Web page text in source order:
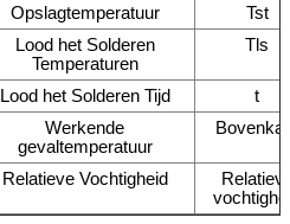
Opslagtemperatuur
Tst
Lood het Solderen
Temperaturen
Tls
Lood het Solderen Tijd
t
Werkende
gevaltemperatuur
Relatieve Vochtigheid